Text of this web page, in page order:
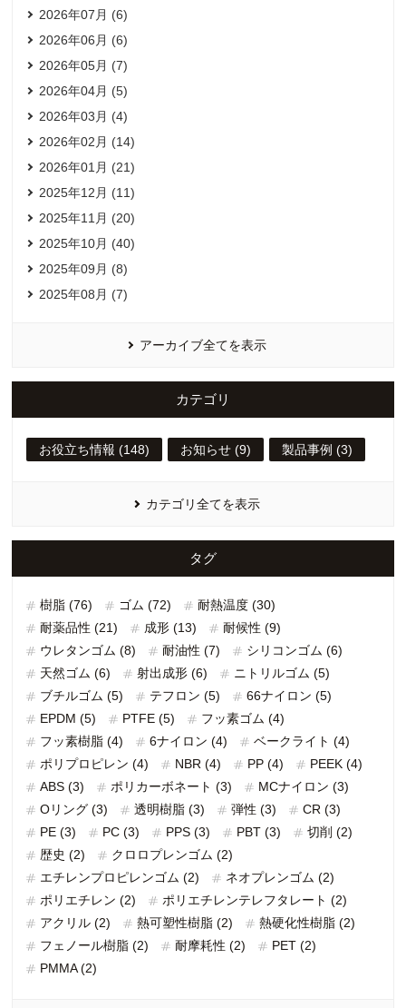
2026年07月 (6)
2026年06月 (6)
2026年05月 (7)
2026年04月 (5)
2026年03月 (4)
2026年02月 (14)
2026年01月 (21)
2025年12月 (11)
2025年11月 (20)
2025年10月 (40)
2025年09月 (8)
2025年08月 (7)
アーカイブ全てを表示
カテゴリ
お役立ち情報 (148) お知らせ (9) 製品事例 (3)
カテゴリ全てを表示
タグ
樹脂 (76) ゴム (72)
耐熱温度 (30)
耐薬品性 (21)
成形 (13)
耐候性 (9)
ウレタンゴム (8)
耐油性 (7)
シリコンゴム (6)
天然ゴム (6)
射出成形 (6)
ニトリルゴム (5)
ブチルゴム (5)
テフロン (5)
66ナイロン (5)
EPDM (5)
PTFE (5)
フッ素ゴム (4)
フッ素樹脂 (4)
6ナイロン (4)
ベークライト (4)
ポリプロピレン (4)
NBR (4) PP (4)
PEEK (4)
ABS (3)
ポリカーボネート (3)
MCナイロン (3)
Oリング (3)
透明樹脂 (3) 弾性 (3)
CR (3)
PE (3)
PC (3) PPS (3) PBT (3)
切削 (2)
歴史 (2)
クロロプレンゴム (2)
エチレンプロピレンゴム (2)
ネオプレンゴム (2)
ポリエチレン (2)
ポリエチレンテレフタレート (2)
アクリル (2)
熱可塑性樹脂 (2)
熱硬化性樹脂 (2)
フェノール樹脂 (2)
耐摩耗性 (2)
PET (2)
PMMA (2)